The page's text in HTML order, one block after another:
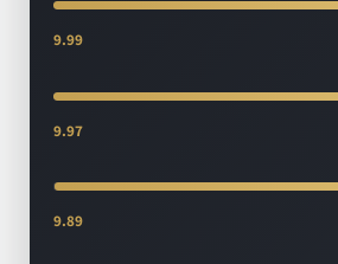
9.99
9.97
9.89